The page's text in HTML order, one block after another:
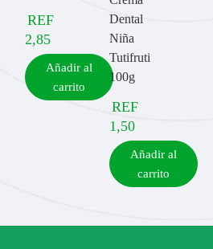
REF
2,85
Añadir al
carrito
Dental
Niña
Tutifruti
100g
REF
1,50
Añadir al
carrito